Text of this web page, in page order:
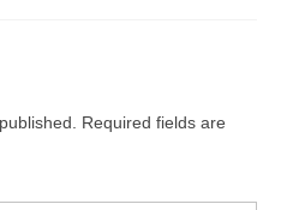
Required fields are